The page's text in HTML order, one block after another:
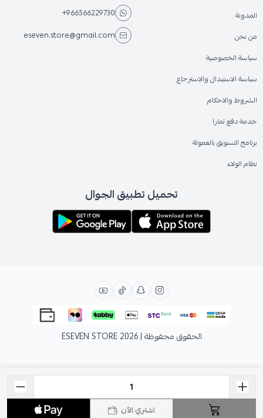
اشتري الآن
المدونة
من نحن
سياسة الخصوصية
سياسة الاستبدال والاسترجاع
الشروط والاحكام
خدمة دفع تمارا
برنامج التسويق بالعمولة
نظام الولاء
+966566229730
eseven.store@gmail.com
تحميل تطبيق الجوال
الحقوق محفوظة | 2026 ESEVEN STORE